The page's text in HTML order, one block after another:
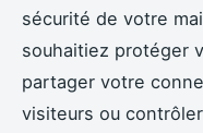
sécurité de votre
souhaitiez protéger
partager votre
visiteurs ou